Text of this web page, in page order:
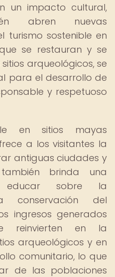
un impacto cultural,
abren nuevas
turismo sostenible en
se restauran y se
arqueológicos, se
para el desarrollo de
y respetuoso
en sitios mayas
a los visitantes la
antiguas ciudades y
brinda una
educar sobre la
conservación del
ingresos generados
reinvierten en la
arqueológicos y en
comunitario, lo que
de las poblaciones